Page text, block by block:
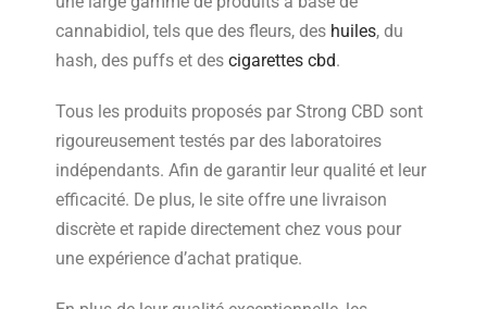
cannabidiol, tels que des fleurs, des huiles, du
hash, des puffs et des cigarettes cbd.
Tous les produits proposés par Strong CBD sont
rigoureusement testés par des laboratoires
indépendants. Afin de garantir leur qualité et leur
efficacité. De plus, le site offre une livraison
discrète et rapide directement chez vous pour
une expérience d’achat pratique.